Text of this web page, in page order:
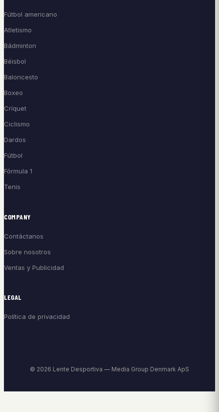
Fútbol americano
Atletismo
Bádminton
Béisbol
Baloncesto
Boxeo
Críquet
Ciclismo
Dardos
Fútbol
Fórmula 1
Tenis
COMPANY
Contáctanos
Sobre nosotros
Ventas y Publicidad
LEGAL
Política de privacidad
© 2026 Lente Desportiva — Media Group Denmark ApS